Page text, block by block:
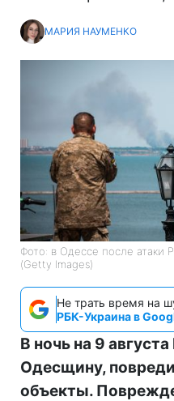
МАРИЯ НАУМЕНКО
Фото: в Одессе после атаки
(Getty Images)
Не трать время на
РБК-Украина в
В ночь на 9
Одесщину,
объекты.